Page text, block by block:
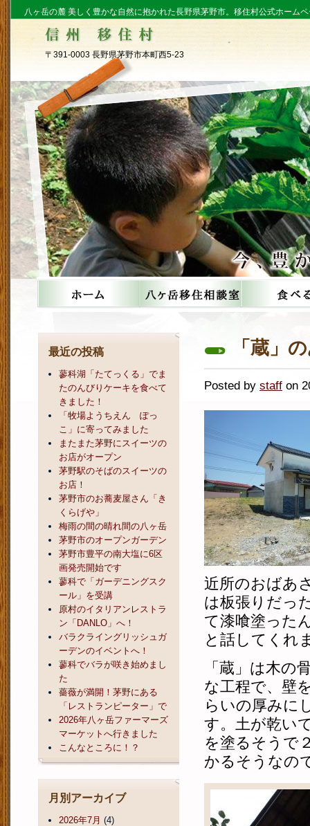
八ヶ岳の麓 美しく豊かな自然に抱かれた長野県茅野市。移住村公式ホーム
〒391-0003 長野県茅野市本町西5-23
「蔵」
Posted by staff on
近所のおばあ
は板張りだっ
て漆喰塗った
と話してくれ
「蔵」は木の
な工程で、壁
らいの厚みに
す。土が乾い
を塗るそうで
かるそうなの
最近の投稿
蓼科湖「たてっくる」でま
たのんびりケーキを食べて
きました！
「牧場ようちえん ぽっ
こ」に寄ってみました
またまた茅野にスイーツの
お店がオープン
茅野駅のそばのスイーツの
お店！
茅野市のお蕎麦屋さん「き
くらげや」
梅雨の間の晴れ間の八ヶ岳
茅野市のオープンガーデン
茅野市豊平の南大塩に6区
画発売開始です
蓼科で「ガーデニングスク
ール」を受講
原村のイタリアンレストラ
ン「DANLO」へ！
バラクライングリッシュガ
ーデンのイベントへ！
蓼科でバラが咲き始めまし
た
薔薇が満開！茅野にある
「レストランピーター」で
2026年八ヶ岳ファーマーズ
マーケットへ行きました
こんなところに！？
月別アーカイブ
2026年7月 (4)